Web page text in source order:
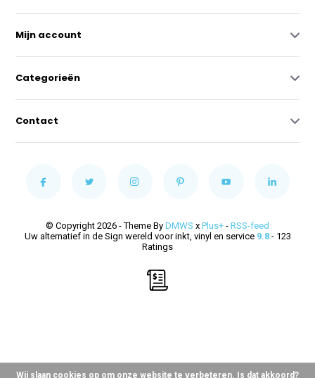
Mijn account
Categorieën
Contact
© Copyright 2026 - Theme By DMWS x Plus+ - RSS-feed
Uw alternatief in de Sign wereld voor inkt, vinyl en service 9.8- 123
Ratings
Wij slaan cookies op om onze website te verbeteren. Is dat akkoord?